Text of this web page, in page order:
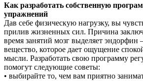
Как разработать собственную
упражнений
Дав себе физическую нагрузку, вы
прилив жизненных сил. Причина
время занятий мозг выделяет
вещество, которое дает ощущение
мысли. Разработать свою программу
помогут следующие советы:
• выбирайте то, чем вам приятно